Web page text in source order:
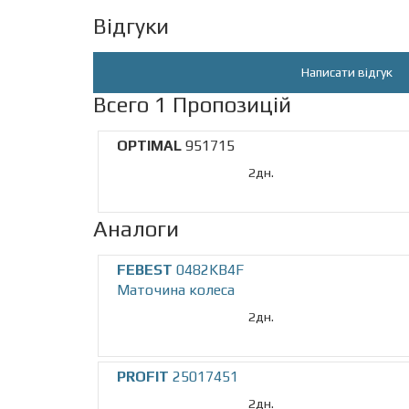
Відгуки
Написати відгук
Всего 1 Пропозицій
OPTIMAL 951715
2дн.
Аналоги
FEBEST 0482KB4F
Маточина колеса
2дн.
PROFIT 25017451
2дн.